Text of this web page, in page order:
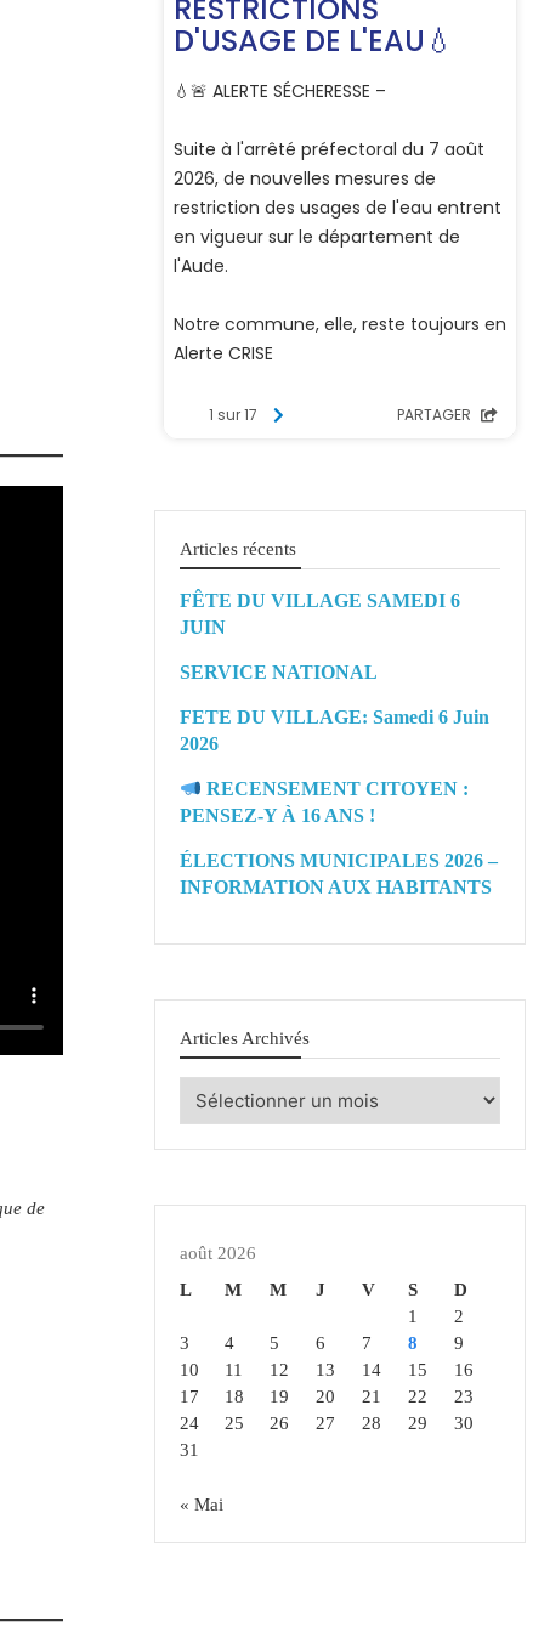
de
Articles récents
FÊTE DU VILLAGE SAMEDI 6
JUIN
SERVICE NATIONAL
FETE DU VILLAGE: Samedi 6 Juin
2026
RECENSEMENT CITOYEN :
PENSEZ-Y À 16 ANS !
ÉLECTIONS MUNICIPALES 2026 –
INFORMATION AUX HABITANTS
Articles Archivés
Articles
août 2026
L
M M J V S
D
1
2
3
4 5 6 7 8
9
10
11 12 13 14 15
16
17
18 19 20 21 22
23
24
25 26 27 28 29
30
31
« Mai